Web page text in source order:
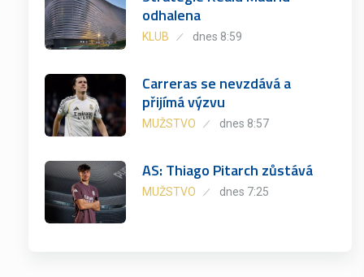
odhalena
KLUB dnes 8:59
Carreras se nevzdává a
přijímá výzvu
MUŽSTVO dnes 8:57
AS: Thiago Pitarch zůstává
MUŽSTVO dnes 7:25